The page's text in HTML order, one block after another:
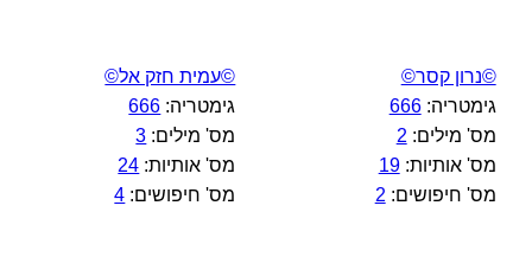
©נרון קסר©
גימטריה:666
מס' מילים: 2
מס' אותיות:19
מס' חיפושים: 2
©עמית חזק אל©
גימטריה: 666
מס' מילים: 3
מס' אותיות: 24
מס' חיפושים: 4